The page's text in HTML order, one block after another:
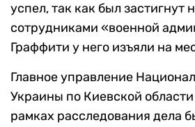
успел, так как был застигнут
сотрудниками «военной
Граффити у него изъяли на
Главное управление
Украины по Киевской
рамках расследования дела